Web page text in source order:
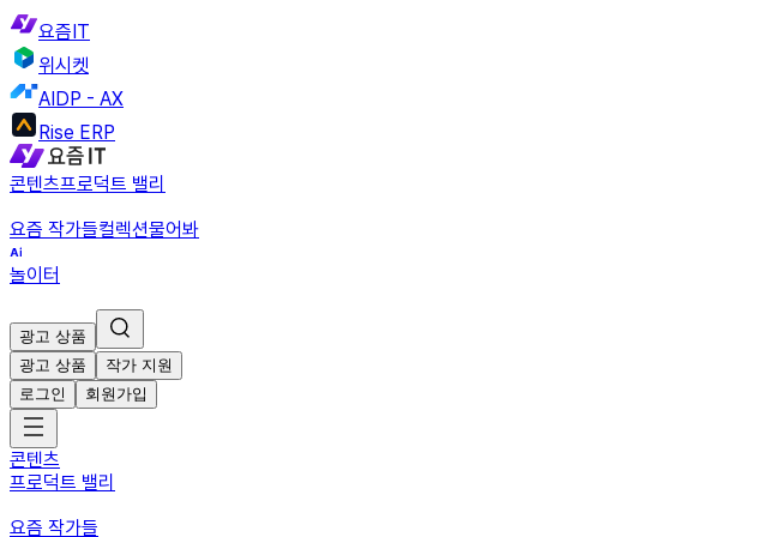
요즘IT
위시켓
AIDP - AX
Rise ERP
콘텐츠프로덕트 밸리
요즘 작가들컬렉션물어봐
놀이터
광고 상품
광고 상품
작가 지원
로그인
회원가입
콘텐츠
프로덕트 밸리
요즘 작가들